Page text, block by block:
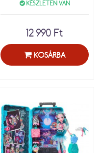
KÉSZLETEN VAN
12 990 Ft
KOSÁRBA